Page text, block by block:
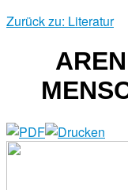
Zurück zu: Literatur